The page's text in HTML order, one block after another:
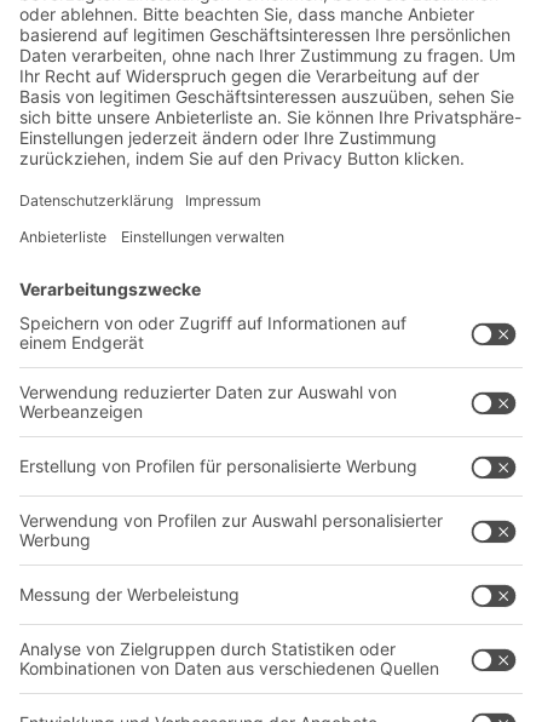
Lager- & Logistiknews
Exklusive Rabatte
Neuheiten
Newsletter abonnieren
Lösungen
Intralogistiklösungen
Regalsysteme
Transportsysteme
Dienstleistungen
Kontaktformular
Unternehmen
Über uns
Produktionsstandorte
Karriere
Follow us